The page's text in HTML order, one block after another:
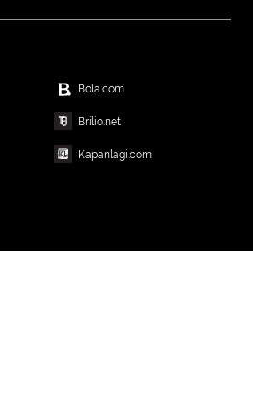
Bola.com
Brilio.net
Kapanlagi.com